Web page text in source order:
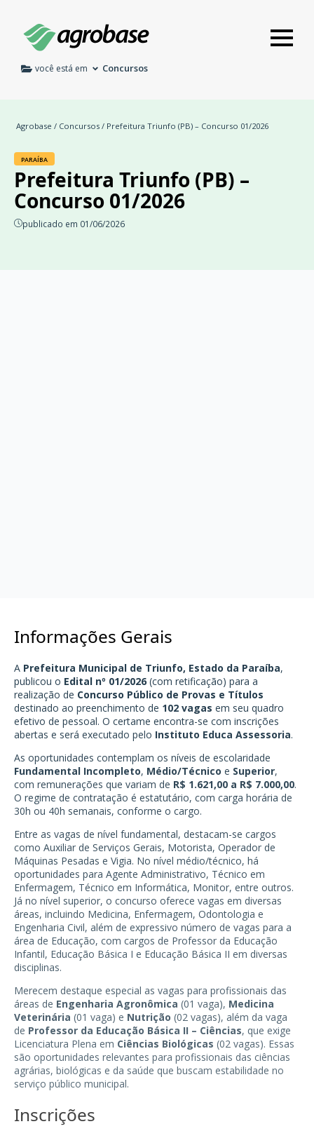
você está em Concursos
Agrobase / Concursos / Prefeitura Triunfo (PB) – Concurso 01/2026
PARAÍBA
Prefeitura Triunfo (PB) –
Concurso 01/2026
publicado em 01/06/2026
Informações Gerais
A Prefeitura Municipal de Triunfo, Estado da Paraíba,
publicou o Edital nº 01/2026 (com retificação) para a
realização de Concurso Público de Provas e Títulos
destinado ao preenchimento de 102 vagas em seu quadro
efetivo de pessoal. O certame encontra-se com inscrições
abertas e será executado pelo Instituto Educa Assessoria.
As oportunidades contemplam os níveis de escolaridade
Fundamental Incompleto, Médio/Técnico e Superior,
com remunerações que variam de R$ 1.621,00 a R$ 7.000,00.
O regime de contratação é estatutário, com carga horária de
30h ou 40h semanais, conforme o cargo.
Entre as vagas de nível fundamental, destacam-se cargos
como Auxiliar de Serviços Gerais, Motorista, Operador de
Máquinas Pesadas e Vigia. No nível médio/técnico, há
oportunidades para Agente Administrativo, Técnico em
Enfermagem, Técnico em Informática, Monitor, entre outros.
Já no nível superior, o concurso oferece vagas em diversas
áreas, incluindo Medicina, Enfermagem, Odontologia e
Engenharia Civil, além de expressivo número de vagas para a
área de Educação, com cargos de Professor da Educação
Infantil, Educação Básica I e Educação Básica II em diversas
disciplinas.
Merecem destaque especial as vagas para profissionais das
áreas de Engenharia Agronômica (01 vaga), Medicina
Veterinária (01 vaga) e Nutrição (02 vagas), além da vaga
de Professor da Educação Básica II – Ciências, que exige
Licenciatura Plena em Ciências Biológicas (02 vagas). Essas
são oportunidades relevantes para profissionais das ciências
agrárias, biológicas e da saúde que buscam estabilidade no
serviço público municipal.
Inscrições